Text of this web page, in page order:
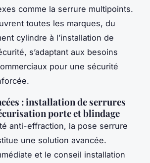
comme la serrure multipoints.
toutes les marques, du
cylindre à l’installation de
s’adaptant aux besoins
pour une sécurité
: installation de serrures
porte et blindage
anti-effraction, la pose serrure
une solution avancée.
et le conseil installation